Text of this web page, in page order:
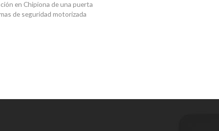
en Chipiona de una puerta
de seguridad motorizada